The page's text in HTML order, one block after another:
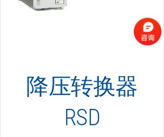
降压转换器
RSD